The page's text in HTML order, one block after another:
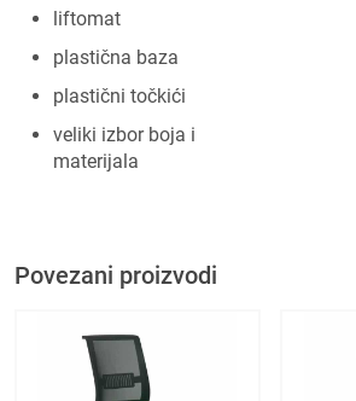
liftomat
plastična baza
plastični točkići
veliki izbor boja i
materijala
Povezani proizvodi